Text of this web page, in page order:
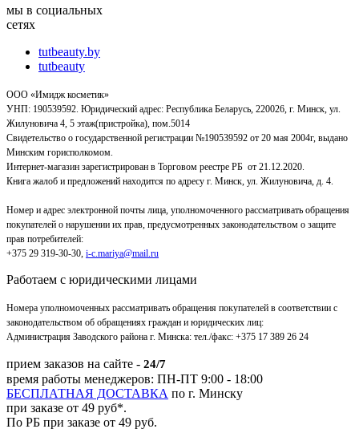
мы в социальных
сетях
tutbeauty.by
tutbeauty
ООО «Имидж косметик»
УНП: 190539592. Юридический адрес: Республика Беларусь, 220026, г. Минск, ул.
Жилуновича 4, 5 этаж(пристройка), пом.5014
Свидетельство о государственной регистрации №190539592 от 20 мая 2004г, выдано
Минским горисполкомом.
Интернет-магазин зарегистрирован в Торговом реестре РБ от 21.12.2020.
Книга жалоб и предложений находится по адресу г. Минск, ул. Жилуновича, д. 4.
Номер и адрес электронной почты лица, уполномоченного рассматривать обращения
покупателей о нарушении их прав, предусмотренных законодательством о защите
прав потребителей:
+375 29 319-30-30, i-c.mariya@mail.ru
Работаем с юридическими лицами
Номера уполномоченных рассматривать обращения покупателей в соответствии с
законодательством об обращениях граждан и юридических лиц:
Администрация Заводского района г. Минска: тел./факс: +375 17 389 26 24
прием заказов на сайте - 24/7
время работы менеджеров: ПН-ПТ 9:00 - 18:00
БЕСПЛАТНАЯ ДОСТАВКА по г. Минску
при заказе от 49 руб*.
По РБ при заказе от 49 руб.